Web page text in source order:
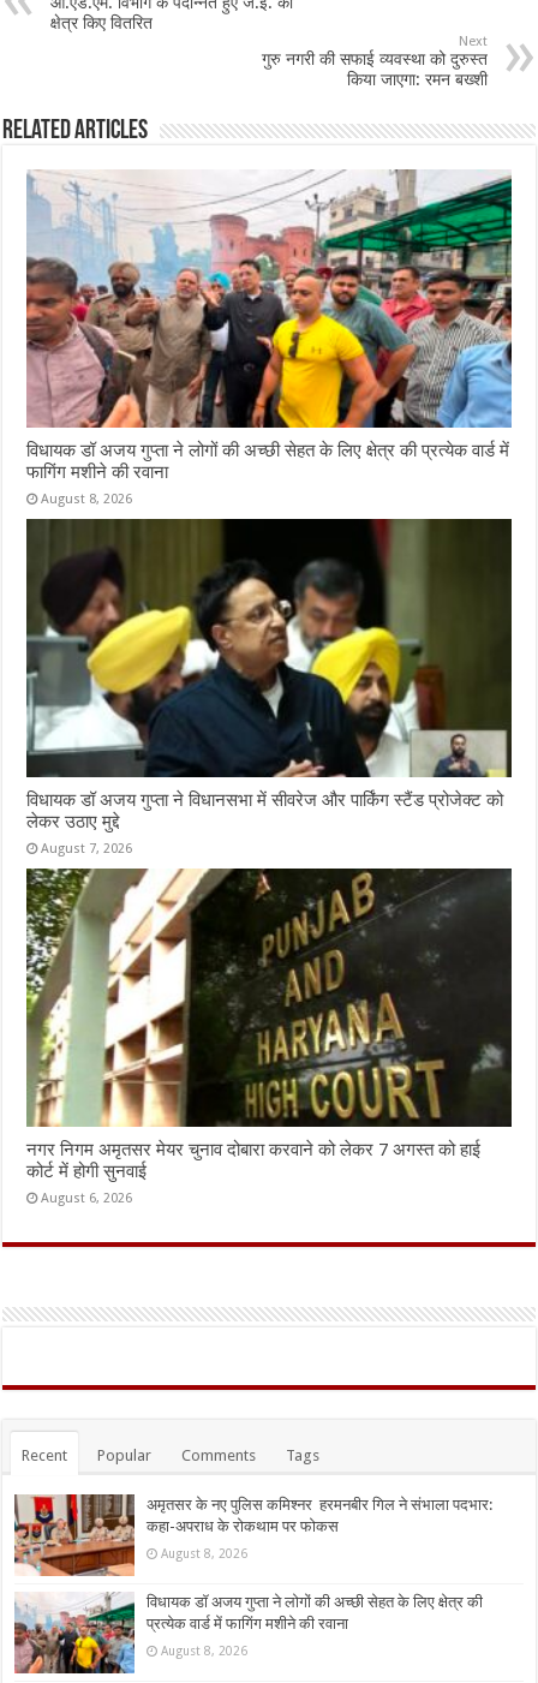
o p
क्षेत्र किए वितरित
Next
गुरु नगरी की सफाई व्यवस्था को दुरुस्त
किया जाएगा: रमन बख्शी
Related Articles
विधायक डॉ अजय गुप्ता ने लोगों की अच्छी सेहत के लिए क्षेत्र की प्रत्येक वार्ड में
फागिंग मशीने की रवाना
August 8, 2026
विधायक डॉ अजय गुप्ता ने विधानसभा में सीवरेज और पार्किंग स्टैंड प्रोजेक्ट को
लेकर उठाए मुद्दे
August 7, 2026
नगर निगम अमृतसर मेयर चुनाव दोबारा करवाने को लेकर 7 अगस्त को हाई
कोर्ट में होगी सुनवाई
August 6, 2026
Recent Popular Comments Tags
अमृतसर के नए पुलिस कमिश्नर हरमनबीर गिल ने संभाला पदभार:
कहा-अपराध के रोकथाम पर फोकस
August 8, 2026
विधायक डॉ अजय गुप्ता ने लोगों की अच्छी सेहत के लिए क्षेत्र की
प्रत्येक वार्ड में फागिंग मशीने की रवाना
August 8, 2026